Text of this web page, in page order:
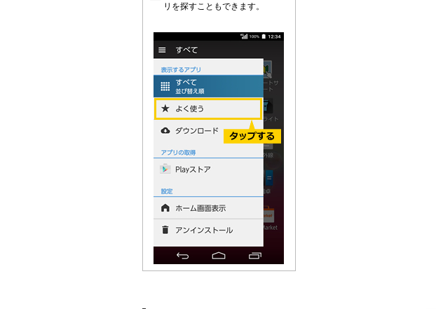
リを探すこともできます。